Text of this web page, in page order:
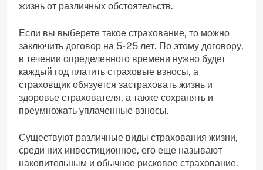
жизнь от различных обстоятельств.
Если вы выберете такое страхование, то можно
заключить договор на 5- 25 лет. По этому договору,
в течении определенного времени нужно будет
каждый год платить страховые взносы, а
страховщик обязуется застраховать жизнь и
здоровье страхователя, а также сохранять и
преумножать уплаченные взносы.
Существуют различные виды страхования жизни,
среди них инвестиционное, его еще называют
накопительным и обычное рисковое страхование.